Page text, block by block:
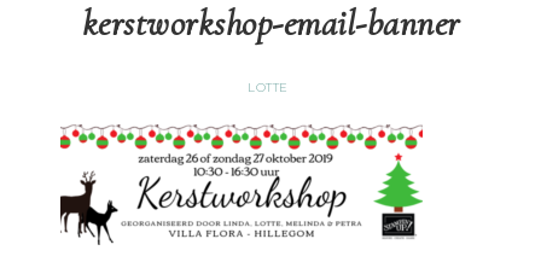
kerstworkshop-email-banner
LOTTE